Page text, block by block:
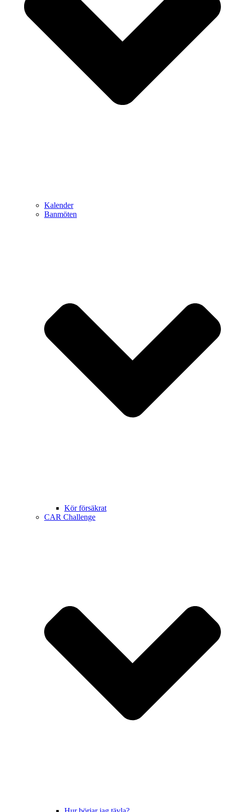
Kalender
Banmöten
Kör försäkrat
CAR Challenge